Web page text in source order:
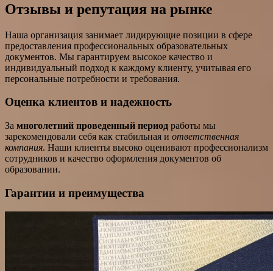
Отзывы и репутация на рынке
Наша организация занимает лидирующие позиции в сфере
предоставления профессиональных образовательных
документов. Мы гарантируем высокое качество и
индивидуальный подход к каждому клиенту, учитывая его
персональные потребности и требования.
Оценка клиентов и надежность
За многолетний проведенный период работы мы
зарекомендовали себя как стабильная и ответственная
компания. Наши клиенты высоко оценивают профессионализм
сотрудников и качество оформления документов об
образовании.
Гарантии и преимущества